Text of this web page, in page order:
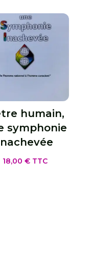
humain,
symphonie
18,00€ TTC